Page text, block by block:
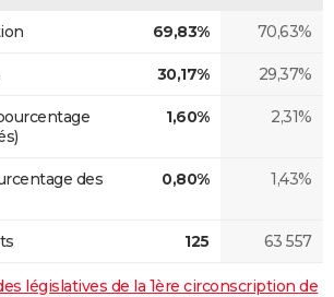
69,83% 70,63%
30,17% 29,37%
1,60% 2,31%
des
0,80% 1,43%
125 63 557
législatives de la 1ère circonscription de